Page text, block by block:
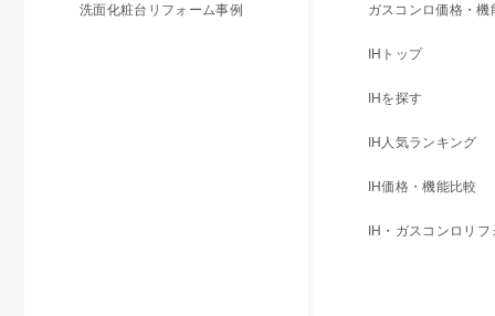
洗面化粧台リフォーム事例 ガスコンロ価格・機
IHトップ
IHを探す
IH人気ランキング
IH価格・機能比較
IH・ガスコンロリフ